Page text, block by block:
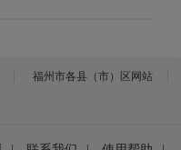
福州市各县（市）区网站